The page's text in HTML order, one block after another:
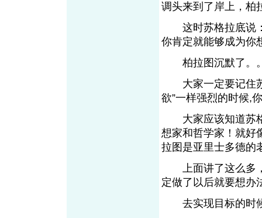
调头来到了岸上，柏
这时苏格拉底说：
你肯定就能够成为你
柏拉图沉默了。
大家一定要记住苏
欲”一样强烈的时候,
大家应该知道苏格
想家和哲学家！就好
拉图是亚里士多德的
上面讲了这么多，
定做了以后就要想办
去实现目标的时候